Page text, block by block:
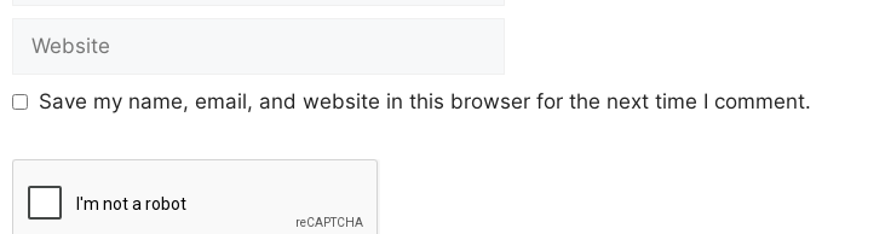
Save my name, email, and website in this browser for the next time I comment.